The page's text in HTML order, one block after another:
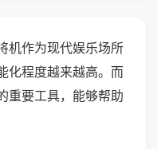
机作为现代娱乐场所
化程度越来越高。而
重要工具，能够帮助